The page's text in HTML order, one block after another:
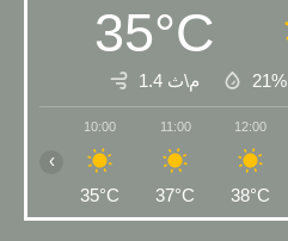
35°C
1.4 م\ث 21%
10:00
35°C
11:00
37°C
12:00
38°C
‹